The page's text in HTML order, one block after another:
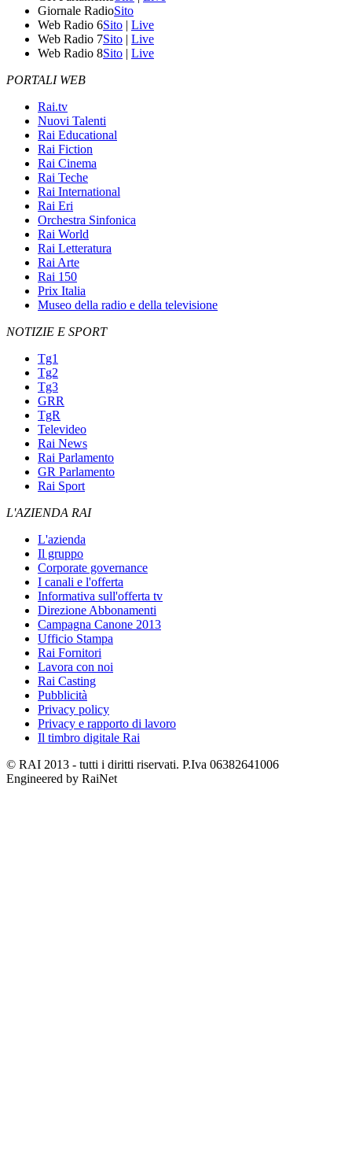
Giornale RadioSito
Web Radio 6Sito | Live
Web Radio 7Sito | Live
Web Radio 8Sito | Live
PORTALI WEB
Rai.tv
Nuovi Talenti
Rai Educational
Rai Fiction
Rai Cinema
Rai Teche
Rai International
Rai Eri
Orchestra Sinfonica
Rai World
Rai Letteratura
Rai Arte
Rai 150
Prix Italia
Museo della radio e della televisione
NOTIZIE E SPORT
Tg1
Tg2
Tg3
GRR
TgR
Televideo
Rai News
Rai Parlamento
GR Parlamento
Rai Sport
L'AZIENDA RAI
L'azienda
Il gruppo
Corporate governance
I canali e l'offerta
Informativa sull'offerta tv
Direzione Abbonamenti
Campagna Canone 2013
Ufficio Stampa
Rai Fornitori
Lavora con noi
Rai Casting
Pubblicità
Privacy policy
Privacy e rapporto di lavoro
Il timbro digitale Rai
© RAI 2013 - tutti i diritti riservati. P.Iva 06382641006
Engineered by RaiNet